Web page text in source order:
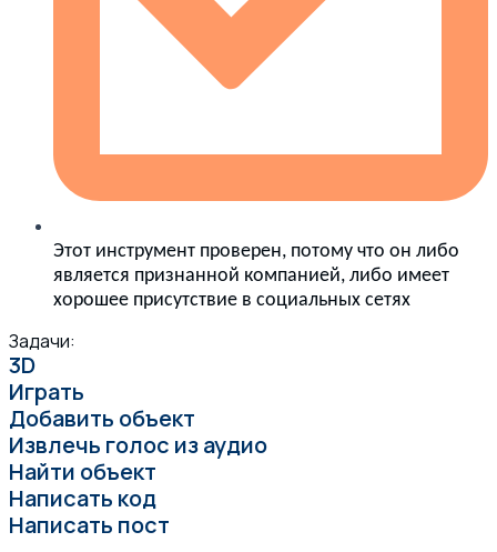
Этот инструмент проверен, потому что он либо
является признанной компанией, либо имеет
хорошее присутствие в социальных сетях
Задачи:
3D
Играть
Добавить объект
Извлечь голос из аудио
Найти объект
Написать код
Написать пост